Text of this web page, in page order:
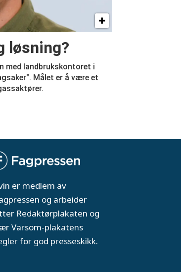
løsning?
med landbrukskontoret i
Målet er å være et
er medlem av
og arbeider
Redaktørplakaten og
Varsom-plakatens
for god presseskikk.